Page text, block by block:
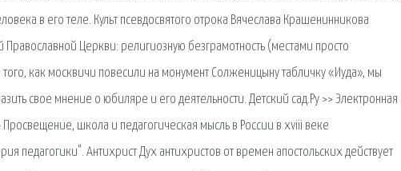
в его теле. Культ псевдосвятого отрока Вячеслава Крашенинникова
Церкви: религиозную безграмотность (местами просто
как москвичи повесили на монумент Солженицыну табличку «Иуда», мы
свое мнение о юбиляре и его деятельности. Детский сад.Ру >> Электронная
школа и педагогическая мысль в России в xviii веке
педагогики". Антихрист Дух антихристов от времен апостольских действует